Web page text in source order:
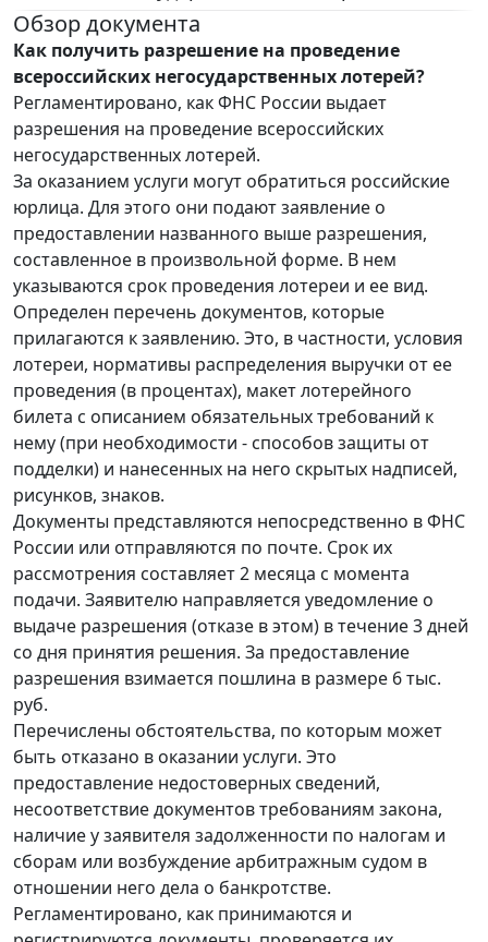
Обзор документа
Как получить разрешение на проведение
всероссийских негосударственных лотерей?
Регламентировано, как ФНС России выдает
разрешения на проведение всероссийских
негосударственных лотерей.
За оказанием услуги могут обратиться российские
юрлица. Для этого они подают заявление о
предоставлении названного выше разрешения,
составленное в произвольной форме. В нем
указываются срок проведения лотереи и ее вид.
Определен перечень документов, которые
прилагаются к заявлению. Это, в частности, условия
лотереи, нормативы распределения выручки от ее
проведения (в процентах), макет лотерейного
билета с описанием обязательных требований к
нему (при необходимости - способов защиты от
подделки) и нанесенных на него скрытых надписей,
рисунков, знаков.
Документы представляются непосредственно в ФНС
России или отправляются по почте. Срок их
рассмотрения составляет 2 месяца с момента
подачи. Заявителю направляется уведомление о
выдаче разрешения (отказе в этом) в течение 3 дней
со дня принятия решения. За предоставление
разрешения взимается пошлина в размере 6 тыс.
руб.
Перечислены обстоятельства, по которым может
быть отказано в оказании услуги. Это
предоставление недостоверных сведений,
несоответствие документов требованиям закона,
наличие у заявителя задолженности по налогам и
сборам или возбуждение арбитражным судом в
отношении него дела о банкротстве.
Регламентировано, как принимаются и